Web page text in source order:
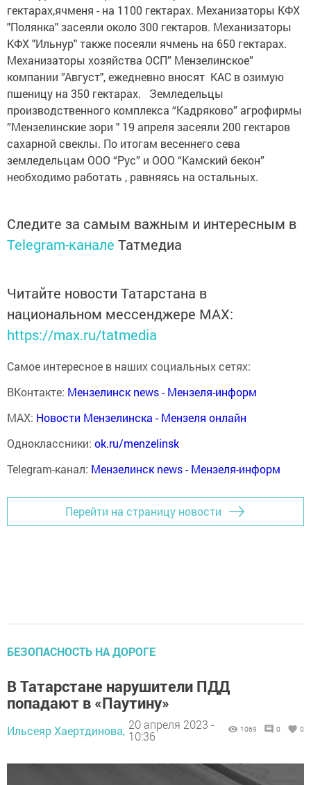
гектарах,ячменя - на 1100 гектарах. Механизаторы КФХ
"Полянка" засеяли около 300 гектаров. Механизаторы
КФХ "Ильнур" также посеяли ячмень на 650 гектарах.
Механизаторы хозяйства ОСП” Мензелинское”
компании ”Август", ежедневно вносят КАС в озимую
пшеницу на 350 гектарах. Земледельцы
производственного комплекса “Кадряково” агрофирмы
”Мензелинские зори " 19 апреля засеяли 200 гектаров
сахарной свеклы. По итогам весеннего сева
земледельцам ООО “Рус” и ООО “Камский бекон”
необходимо работать , равняясь на остальных.
Следите за самым важным и интересным в
Telegram-канале Татмедиа
Читайте новости Татарстана в
национальном мессенджере MАХ:
https://max.ru/tatmedia
Самое интересное в наших социальных сетях:
ВКонтакте: Мензелинск news - Мензеля-информ
MAX: Новости Мензелинска - Мензеля онлайн
Одноклассники: ok.ru/menzelinsk
Telegram-канал: Мензелинск news - Мензеля-информ
Перейти на страницу новости
БЕЗОПАСНОСТЬ НА ДОРОГЕ
В Татарстане нарушители ПДД
попадают в «Паутину»
Ильсеяр Хаертдинова, 20 апреля 2023 -
10:36
1069 0 0